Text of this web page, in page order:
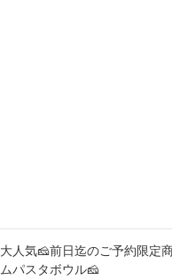
大人気🧀前日迄のご予約限定
ムパスタボウル🧀